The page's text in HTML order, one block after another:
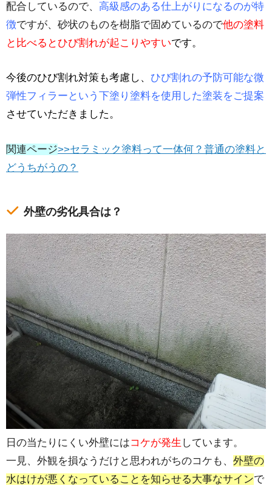
配合しているので、 高級感のある仕上がりになるのが特
徴ですが、砂状のものを樹脂で固めているので他の塗料
と比べるとひび割れが起こりやすいです。
今後のひび割れ対策も考慮し、 ひび割れの予防可能な微
弾性フィラーという下塗り塗料を使用した塗装をご提案
させていただきました。
関連ページ>>セラミック塗料って一体何？普通の塗料と
どうちがうの？
外壁の劣化具合は？
日の当たりにくい外壁にはコケが発生 しています。
一見、外観を損なうだけと思われがちのコケも、 外壁の
水はけが悪くなっていることを知らせる大事なサインで